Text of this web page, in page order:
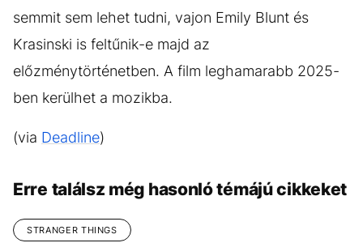
semmit sem lehet tudni, vajon Emily Blunt és
Krasinski is feltűnik-e majd az
előzménytörténetben. A film leghamarabb 2025-
ben kerülhet a mozikba.
(via Deadline)
Erre találsz még hasonló témájú cikkeket
STRANGER THINGS